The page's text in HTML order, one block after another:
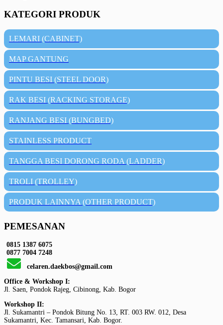
KATEGORI PRODUK
LEMARI (CABINET)
MAP GANTUNG
PINTU BESI (STEEL DOOR)
RAK BESI (RACKING STORAGE)
RANJANG BESI (BUNGBED)
STAINLESS PRODUCT
TANGGA BESI DORONG RODA (LADDER)
TROLI (TROLLEY)
PRODUK LAINNYA (OTHER PRODUCT)
PEMESANAN
0815 1387 6075
0877 7004 7248
celaren.daekbos@gmail.com
Office & Workshop I:
Jl. Saen, Pondok Rajeg, Cibinong, Kab. Bogor
Workshop II:
Jl. Sukamantri – Pondok Bitung No. 13, RT. 003 RW. 012, Desa
Sukamantri, Kec. Tamansari, Kab. Bogor.